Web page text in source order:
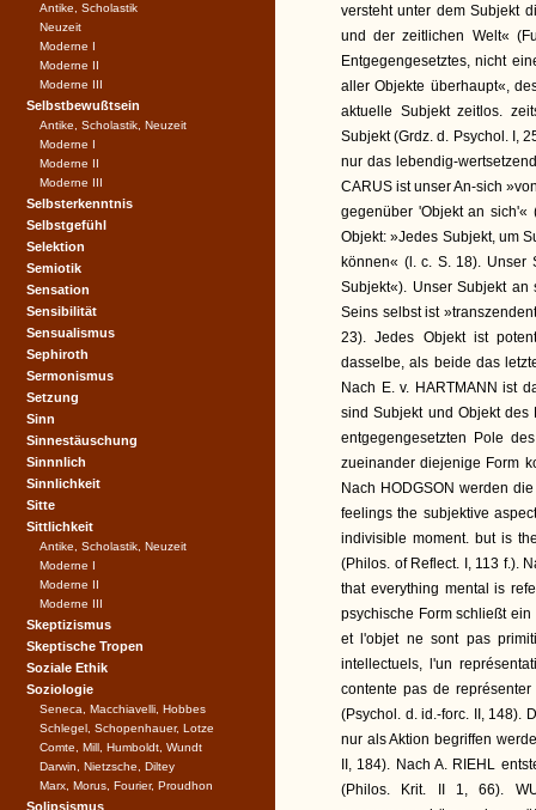
versteht unter dem Subjekt
und der zeitlichen Welt«
Entgegengesetztes, nicht
aller Objekte überhaupt«,
aktuelle Subjekt zeitlos.
Subjekt (Grdz. d. Psychol. I,
nur das lebendig-
CARUS ist unser An-sich
gegenüber 'Objekt an sich'«
Objekt: »Jedes Subjekt, um
können« (l. c. S. 18). Unser
Subjekt«). Unser Subjekt an
Seins selbst ist
23). Jedes Objekt ist
dasselbe, als beide das
Nach E. v. HARTMANN ist
sind Subjekt und Objekt
entgegengesetzten Pole
zueinander diejenige Form
Nach HODGSON werden
feelings the subjektive
indivisible moment. but is
(Philos. of Reflect. I, 113 f.).
that everything mental is
psychische Form schließt
et l'objet ne sont pas
intellectuels, l'un
contente pas de
(Psychol. d. id.-forc. II, 148).
nur als Aktion begriffen
II, 184). Nach A. RIEHL
(Philos. Krit. II 1, 66).
Antike, Scholastik
Neuzeit
Moderne I
Moderne II
Moderne III
Selbstbewußtsein
Antike, Scholastik, Neuzeit
Moderne I
Moderne II
Moderne III
Selbsterkenntnis
Selbstgefühl
Selektion
Semiotik
Sensation
Sensibilität
Sensualismus
Sephiroth
Sermonismus
Setzung
Sinn
Sinnestäuschung
Sinnnlich
Sinnlichkeit
Sitte
Sittlichkeit
Antike, Scholastik, Neuzeit
Moderne I
Moderne II
Moderne III
Skeptizismus
Skeptische Tropen
Soziale Ethik
Soziologie
Seneca, Macchiavelli, Hobbes
Schlegel, Schopenhauer, Lotze
Comte, Mill, Humboldt, Wundt
Darwin, Nietzsche, Diltey
Marx, Morus, Fourier, Proudhon
Solipsismus